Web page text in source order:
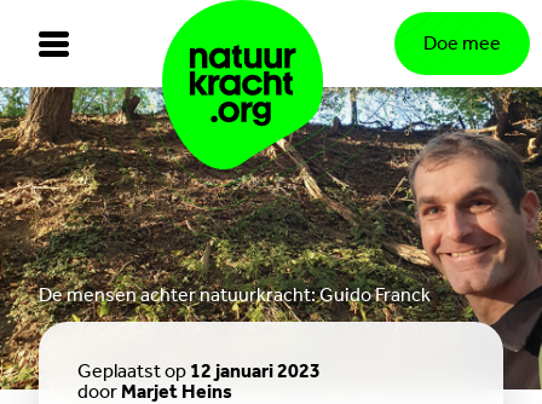
Doe mee
De mensen achter natuurkracht: Guido Franck
Geplaatst op 12 januari 2023
doorMarjet Heins